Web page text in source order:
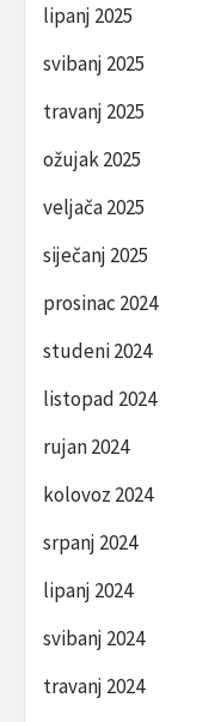
lipanj 2025
svibanj 2025
travanj 2025
ožujak 2025
veljača 2025
siječanj 2025
prosinac 2024
studeni 2024
listopad 2024
rujan 2024
kolovoz 2024
srpanj 2024
lipanj 2024
svibanj 2024
travanj 2024